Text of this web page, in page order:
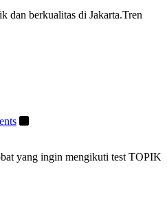
dan berkualitas di Jakarta.Tren
yang ingin mengikuti test TOPIK